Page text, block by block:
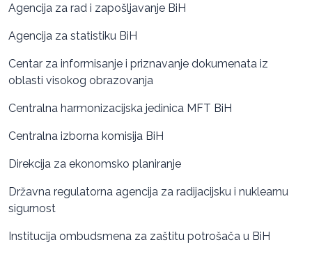
Agencija za rad i zapošljavanje BiH
Agencija za statistiku BiH
Centar za informisanje i priznavanje dokumenata iz
oblasti visokog obrazovanja
Centralna harmonizacijska jedinica MFT BiH
Centralna izborna komisija BiH
Direkcija za ekonomsko planiranje
Državna regulatorna agencija za radijacijsku i nuklearnu
sigurnost
Institucija ombudsmena za zaštitu potrošača u BiH